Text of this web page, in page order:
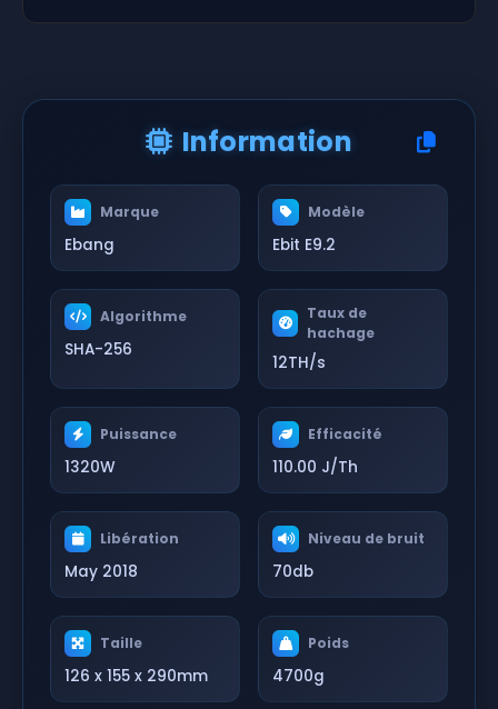
Information
Marque
Ebang
Modèle
Ebit E9.2
Algorithme
SHA-256
Taux de
hachage
12TH/s
Puissance
1320W
Efficacité
110.00 J/Th
Libération
May 2018
Niveau de bruit
70db
Taille
126 x 155 x 290mm
Poids
4700g